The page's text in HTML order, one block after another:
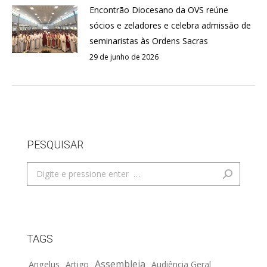
Encontrão Diocesano da OVS reúne
sócios e zeladores e celebra admissão de
seminaristas às Ordens Sacras
29 de junho de 2026
PESQUISAR
Search:
TAGS
Angelus Artigo Assembleia Audiência Geral